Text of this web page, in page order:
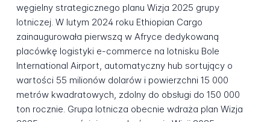
węgielny strategicznego planu Wizja 2025 grupy
lotniczej. W lutym 2024 roku Ethiopian Cargo
zainaugurowała pierwszą w Afryce dedykowaną
placówkę logistyki e-commerce na lotnisku Bole
International Airport, automatyczny hub sortujący o
wartości 55 milionów dolarów i powierzchni 15 000
metrów kwadratowych, zdolny do obsługi do 150 000
ton rocznie. Grupa lotnicza obecnie wdraża plan Wizja